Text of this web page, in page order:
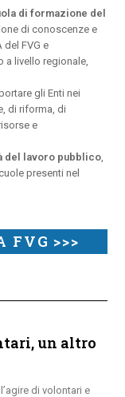
di formazione del
di conoscenze e
FVG e
livello regionale,
gli Enti nei
di riforma, di
e
del lavoro pubblico
presenti nel
FVG >>>
un altro
di volontari e